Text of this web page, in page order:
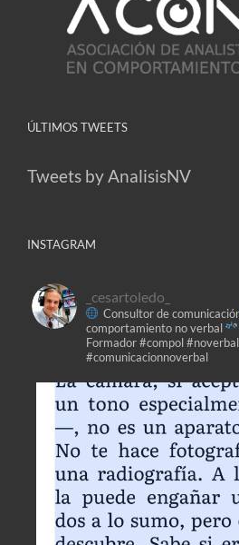
ÚLTIMOS TWEETS
Tweets by AnalisisNV
INSTAGRAM
_cesartoledo_
Consultor de
comportamiento no verbal
Formador#compol
#comunicacionnoverbal